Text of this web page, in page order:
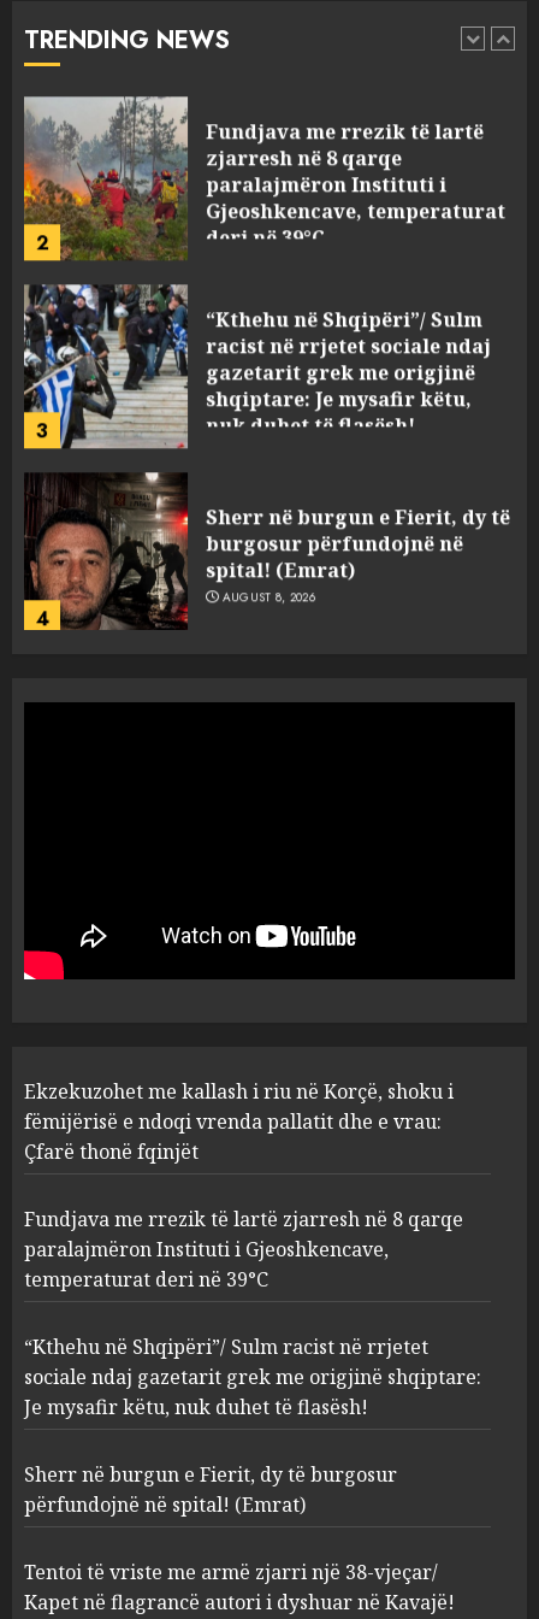
TRENDING NEWS
1 AUGUST 8, 2026
2
Fundjava me rrezik të lartë
zjarresh në 8 qarqe
paralajmëron Instituti i
Gjeoshkencave, temperaturat
deri në 39°C
3
“Kthehu në Shqipëri”/ Sulm
racist në rrjetet sociale ndaj
gazetarit grek me origjinë
shqiptare: Je mysafir këtu,
nuk duhet të flasësh!
4
Sherr në burgun e Fierit, dy të
burgosur përfundojnë në
spital! (Emrat)
AUGUST 8, 2026
1
ndoqi vrenda pallatit dhe e
vrau: Çfarë thonë fqinjët
AUGUST 8, 2026
2
zjarresh në 8 qarqe
paralajmëron Instituti i
deri në 39°C
“Kthehu në Shqipëri”/ Sulm
racist në rrjetet sociale ndaj
gazetarit grek me origjinë
shqiptare: Je mysafir këtu,
nuk duhet të flasësh!
AUGUST 8, 2026
burgosur përfundojnë në
spital! (Emrat)
AUGUST 8, 2026
Ekzekuzohet me kallash i riu në Korçë, shoku i
fëmijërisë e ndoqi vrenda pallatit dhe e vrau:
Çfarë thonë fqinjët
Fundjava me rrezik të lartë zjarresh në 8 qarqe
paralajmëron Instituti i Gjeoshkencave,
temperaturat deri në 39°C
“Kthehu në Shqipëri”/ Sulm racist në rrjetet
sociale ndaj gazetarit grek me origjinë shqiptare:
Je mysafir këtu, nuk duhet të flasësh!
Sherr në burgun e Fierit, dy të burgosur
përfundojnë në spital! (Emrat)
Tentoi të vriste me armë zjarri një 38-vjeçar/
Kapet në flagrancë autori i dyshuar në Kavajë!